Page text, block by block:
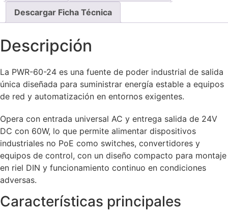
Descargar Ficha Técnica
Descripción
La PWR-60-24 es una fuente de poder industrial de salida
única diseñada para suministrar energía estable a equipos
de red y automatización en entornos exigentes.
Opera con entrada universal AC y entrega salida de 24V
DC con 60W, lo que permite alimentar dispositivos
industriales no PoE como switches, convertidores y
equipos de control, con un diseño compacto para montaje
en riel DIN y funcionamiento continuo en condiciones
adversas.
Características principales